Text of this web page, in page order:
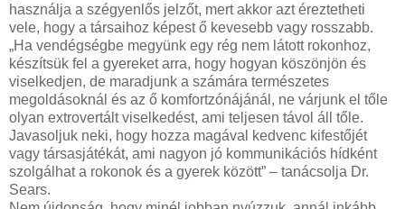
használja a szégyenlős jelzőt, mert akkor azt éreztetheti
vele, hogy a társaihoz képest ő kevesebb vagy rosszabb.
„Ha vendégségbe megyünk egy rég nem látott rokonhoz,
készítsük fel a gyereket arra, hogy hogyan köszönjön és
viselkedjen, de maradjunk a számára természetes
megoldásoknál és az ő komfortzónájánál, ne várjunk el tőle
olyan extrovertált viselkedést, ami teljesen távol áll tőle.
Javasoljuk neki, hogy hozza magával kedvenc kifestőjét
vagy társasjátékát, ami nagyon jó kommunikációs hídként
szolgálhat a rokonok és a gyerek között” – tanácsolja Dr.
Sears.